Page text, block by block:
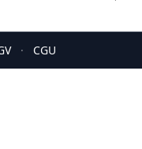
· CGU